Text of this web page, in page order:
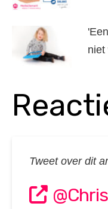
niet
Tweet over dit